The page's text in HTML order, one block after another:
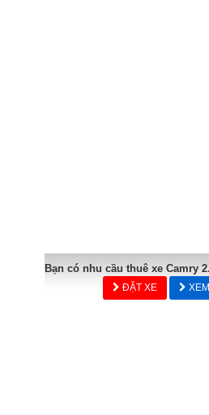
Bạn có nhu cầu thuê xe Camry
ĐẶT XE